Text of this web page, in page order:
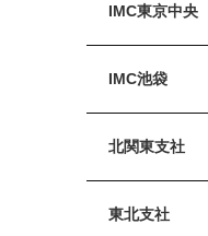
IMC東京中央
IMC池袋
北関東支社
東北支社